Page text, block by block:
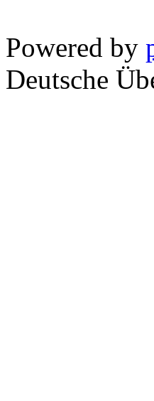
Powered by
Deutsche